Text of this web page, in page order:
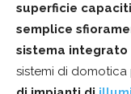
superficie
semplice
sistema integrato
sistemi di domotica